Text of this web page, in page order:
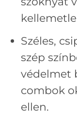
Széles,
szép
védelmet
combok
ellen.